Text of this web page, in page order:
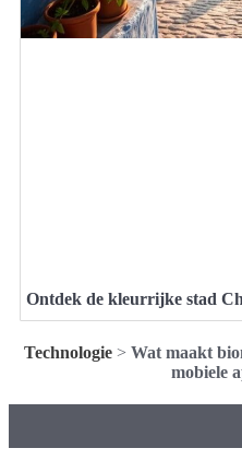
Ontdek de kleurrijke stad
Technologie > Wat maakt
mobiele